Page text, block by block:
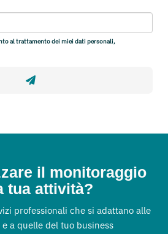
al trattamento dei miei dati personali,
il monitoraggio
tua attività?
professionali che si adattano alle
e a quelle del tuo business